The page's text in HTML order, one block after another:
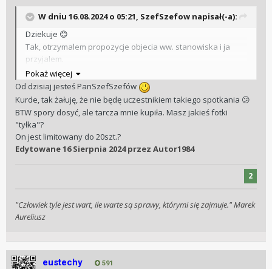
W dniu 16.08.2024 o 05:21, SzefSzefow napisał(-a):
Dziekuje 😊
Tak, otrzymalem propozycje objecia ww. stanowiska i ja
przyjalem.
W zwiazku z tym, ze jako marka Lederer bedziemy
uczestniczyc w Geneva Watch Days, mam okazje
zorganizowac przywatne spotkanie z samym Bernhardem
Ledererem, ale tez moze z kilkoma innymi markami /
Tworcami.
Mysle, ze to okazja, ktora moze sie nie powtorzyc
Triple-Certified Observatory Chronometer w storzeniu
ktorego mialem swoj wklad
Pokaż więcej
Od dzisiaj jesteś PanSzefSzefów
Kurde, tak żałuję, że nie będę uczestnikiem takiego spotkania 😕
BTW spory dosyć, ale tarcza mnie kupiła. Masz jakieś fotki
"tyłka"?
On jest limitowany do 20szt.?
Edytowane16 Sierpnia 2024przez Autor1984
2
"Człowiek tyle jest wart, ile warte są sprawy, którymi się zajmuje." Marek
Aureliusz
eustechy 591